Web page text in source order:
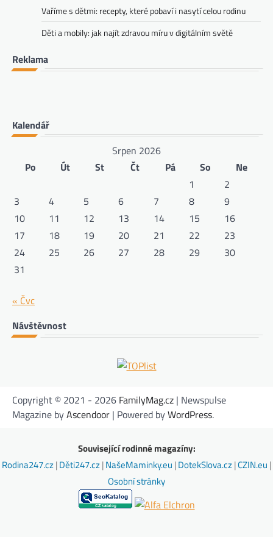
Vaříme s dětmi: recepty, které pobaví i nasytí celou rodinu
Děti a mobily: jak najít zdravou míru v digitálním světě
Reklama
Kalendář
Srpen 2026
Po
Út St Čt Pá So
Ne
1
2
3
4 5 6 7 8
9
10
11 12 13 14 15
16
17
18 19 20 21 22
23
24
25 26 27 28 29
30
31
« Čvc
Návštěvnost
Copyright © 2021 - 2026 FamilyMag.cz | Newspulse
Magazine byAscendoor | Powered byWordPress.
Související rodinné magazíny:
Rodina247.cz|Děti247.cz|NašeMaminky.eu |DotekSlova.cz|CZIN.eu |
Osobní stránky